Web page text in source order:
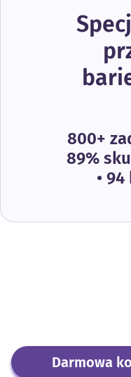
800+
89%
•
Darmowa